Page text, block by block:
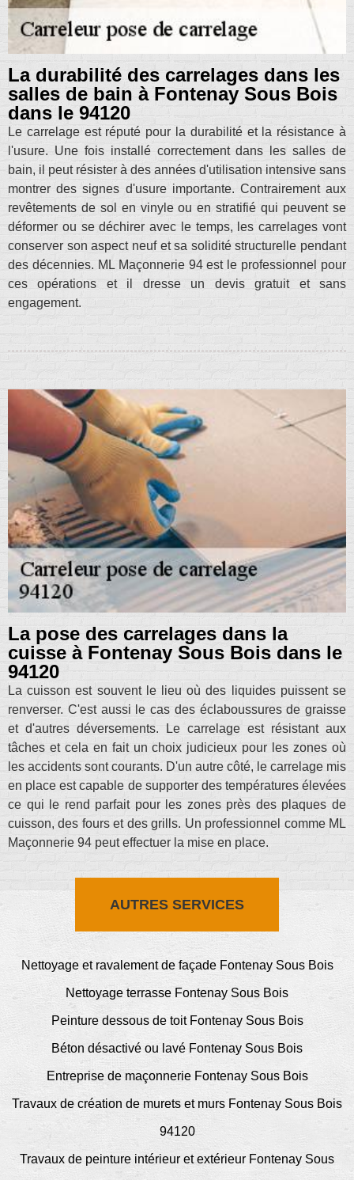
La durabilité des carrelages dans les
salles de bain à Fontenay Sous Bois
dans le 94120
Le carrelage est réputé pour la durabilité et la résistance à
l'usure. Une fois installé correctement dans les salles de
bain, il peut résister à des années d'utilisation intensive sans
montrer des signes d'usure importante. Contrairement aux
revêtements de sol en vinyle ou en stratifié qui peuvent se
déformer ou se déchirer avec le temps, les carrelages vont
conserver son aspect neuf et sa solidité structurelle pendant
des décennies. ML Maçonnerie 94 est le professionnel pour
ces opérations et il dresse un devis gratuit et sans
engagement.
La pose des carrelages dans la
cuisse à Fontenay Sous Bois dans le
94120
La cuisson est souvent le lieu où des liquides puissent se
renverser. C'est aussi le cas des éclaboussures de graisse
et d'autres déversements. Le carrelage est résistant aux
tâches et cela en fait un choix judicieux pour les zones où
les accidents sont courants. D'un autre côté, le carrelage mis
en place est capable de supporter des températures élevées
ce qui le rend parfait pour les zones près des plaques de
cuisson, des fours et des grills. Un professionnel comme ML
Maçonnerie 94 peut effectuer la mise en place.
AUTRES SERVICES
Nettoyage et ravalement de façade Fontenay Sous Bois
Nettoyage terrasse Fontenay Sous Bois
Peinture dessous de toit Fontenay Sous Bois
Béton désactivé ou lavé Fontenay Sous Bois
Entreprise de maçonnerie Fontenay Sous Bois
Travaux de création de murets et murs Fontenay Sous Bois
94120
Travaux de peinture intérieur et extérieur Fontenay Sous